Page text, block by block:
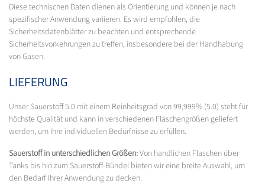
Diese technischen Daten dienen als Orientierung und können je nach
spezifischer Anwendung variieren. Es wird empfohlen, die
Sicherheitsdatenblätter zu beachten und entsprechende
Sicherheitsvorkehrungen zu treffen, insbesondere bei der Handhabung
von Gasen.
LIEFERUNG
Unser Sauerstoff 5.0 mit einem Reinheitsgrad von 99,999% (5.0) steht für
höchste Qualität und kann in verschiedenen Flaschengrößen geliefert
werden, um Ihre individuellen Bedürfnisse zu erfüllen.
Sauerstoff in unterschiedlichen Größen:Von handlichen Flaschen über
Tanks bis hin zum Sauerstoff-Bündel bieten wir eine breite Auswahl, um
den Bedarf Ihrer Anwendung zu decken.